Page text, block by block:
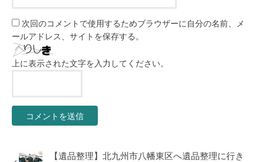
次回のコメントで使用するためブラウザーに自分の名前、メ
ールアドレス、サイトを保存する。
上に表示された文字を入力してください。
【遺品整理】北九州市八幡東区へ遺品整理に行き